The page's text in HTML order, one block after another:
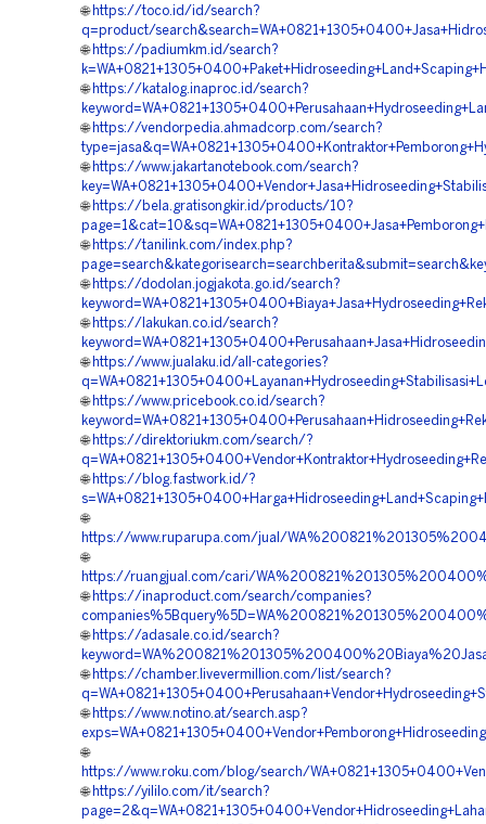
🌐 https://toco.id/id/search?
q=product/
🌐 https://padiumkm.id/search?
🌐 https://katalog.inaproc.id/search?
🌐 https://vendorpedia.ahmadcorp.com/search?
🌐 https://www.jakartanotebook.com/search?
🌐 https://bela.gratisongkir.id/products/10?
🌐 https://tanilink.com/index.php?
🌐 https://dodolan.jogjakota.go.id/search?
🌐 https://lakukan.co.id/search?
🌐 https://www.jualaku.id/all-categories?
🌐 https://www.pricebook.co.id/search?
🌐 https://direktoriukm.com/search/?
🌐 https://blog.fastwork.id/?
🌐
https://www.ruparupa.com/jual/
🌐
https://ruangjual.com/cari/
🌐 https://inaproduct.com/search/companies?
🌐 https://adasale.co.id/search?
🌐 https://chamber.livevermillion.com/list/search?
🌐 https://www.notino.at/search.asp?
🌐
https://www.roku.com/blog/search/
🌐 https://yililo.com/it/search?